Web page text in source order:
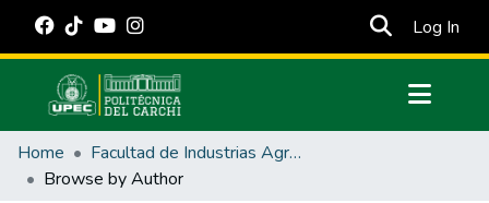
Log In
Communities & Collections
All of DSpace
Home
Facultad de Industrias Agropecuarias y Ciencias Ambientales
Browse by Author